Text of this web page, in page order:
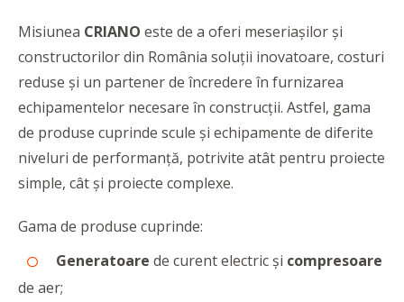
Misiunea CRIANO este de a oferi meseriașilor și
constructorilor din România soluții inovatoare, costuri
reduse și un partener de încredere în furnizarea
echipamentelor necesare în construcții. Astfel, gama
de produse cuprinde scule și echipamente de diferite
niveluri de performanță, potrivite atât pentru proiecte
simple, cât și proiecte complexe.
Gama de produse cuprinde:
Generatoare de curent electric și compresoare
de aer;